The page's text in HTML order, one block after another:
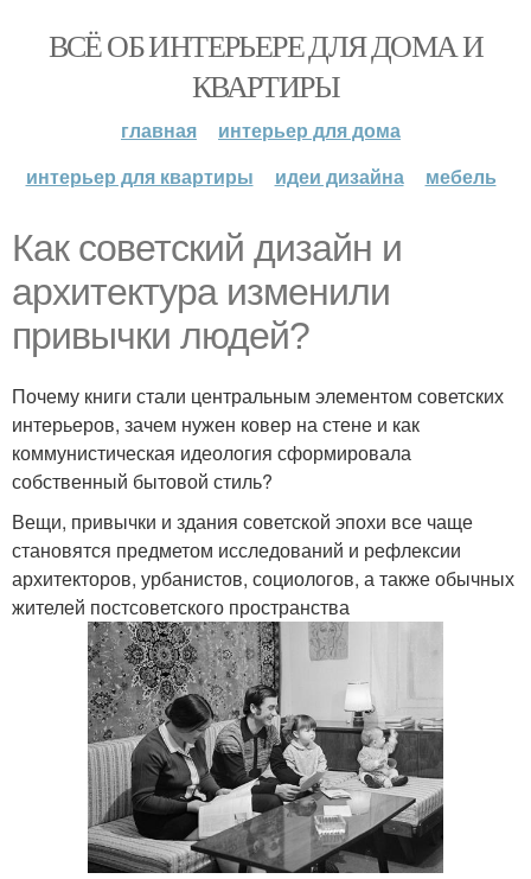
ВСЁ ОБ ИНТЕРЬЕРЕ ДЛЯ ДОМА И
КВАРТИРЫ
главная
интерьер для дома
интерьер для квартиры
идеи дизайна мебель
Как советский дизайн и
архитектура изменили
привычки людей?
Почему книги стали центральным элементом советских
интерьеров, зачем нужен ковер на стене и как
коммунистическая идеология сформировала
собственный бытовой стиль?
Вещи, привычки и здания советской эпохи все чаще
становятся предметом исследований и рефлексии
архитекторов, урбанистов, социологов, а также обычных
жителей постсоветского пространства